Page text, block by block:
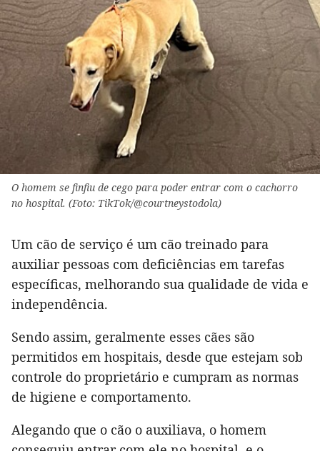
O homem se finfiu de cego para poder entrar com o cachorro
no hospital. (Foto: TikTok/@courtneystodola)
Um cão de serviço é um cão treinado para
auxiliar pessoas com deficiências em tarefas
específicas, melhorando sua qualidade de vida e
independência.
Sendo assim, geralmente esses cães são
permitidos em hospitais, desde que estejam sob
controle do proprietário e cumpram as normas
de higiene e comportamento.
Alegando que o cão o auxiliava, o homem